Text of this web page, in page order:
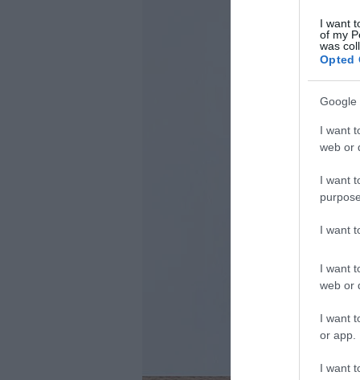
I want
of my
was
Opted
Google
I want
web or
I want
I want
I want
web or
I want
or app.
I want